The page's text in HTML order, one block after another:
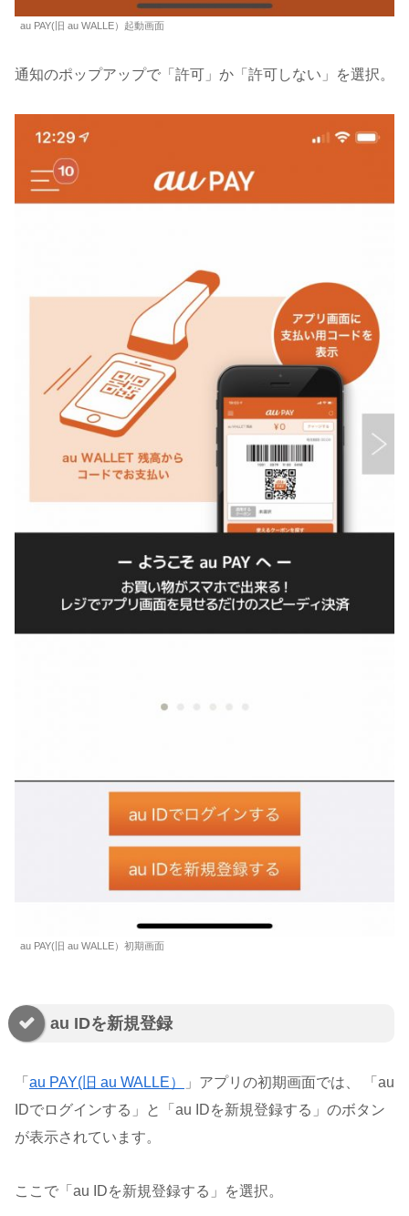
au PAY(旧 au WALLE）起動画面
通知のポップアップで「許可」か「許可しない」を選択。
au PAY(旧 au WALLE）初期画面
au IDを新規登録
「 au PAY(旧 au WALLE）
」アプリの初期画面では、 「au
IDでログインする」と「au IDを新規登録する」のボタン
が表示されています。
ここで「au IDを新規登録する」を選択。